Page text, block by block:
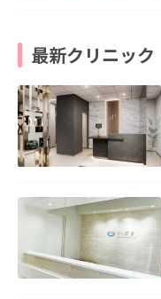
最新クリニック